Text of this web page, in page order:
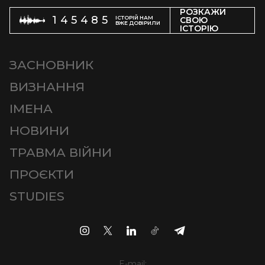
145485
ІСТОРІЙ НАМ
ВЖЕ ДОВІРИЛИ
РОЗКАЖИ
СВОЮ
ІСТОРІЮ
ЗАСНОВНИК
ВИЗНАННЯ
ІМЕНА
НОВИНИ
ТРАВМА ВІЙНИ
ПРОЄКТИ
STUDIES